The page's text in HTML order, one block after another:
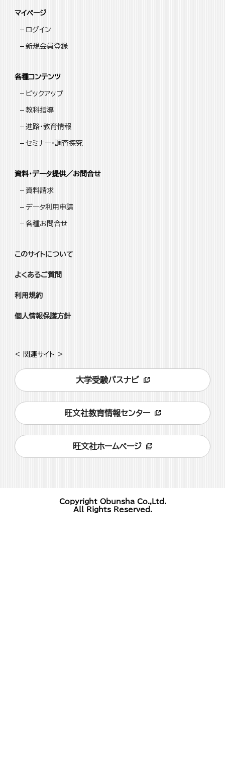
マイページ
ログイン
新規会員登録
各種コンテンツ
ピックアップ
教科指導
進路・教育情報
セミナー・調査探究
資料・データ提供／お問合せ
資料請求
データ利用申請
各種お問合せ
このサイトについて
よくあるご質問
利用規約
個人情報保護方針
< 関連サイト >
大学受験パスナビ
旺文社教育情報センター
旺文社ホームページ
Copyright Obunsha Co.,Ltd.
All Rights Reserved.